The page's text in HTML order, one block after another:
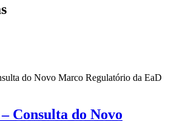
Consulta do Novo